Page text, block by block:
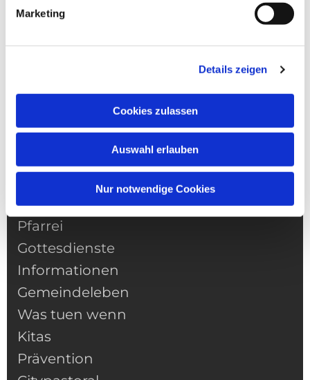
Marketing
Details zeigen
Cookies zulassen
Auswahl erlauben
Nur notwendige Cookies
NAVIGATION
Pfarrei
Gottesdienste
Informationen
Gemeindeleben
Was tuen wenn
Kitas
Prävention